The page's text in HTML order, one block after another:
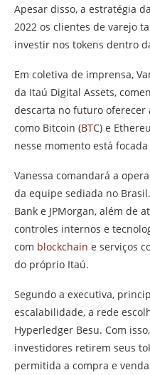
Apesar disso, a estratégia
2022 os clientes de varejo
investir nos tokens dentro
Em coletiva de imprensa,
da Itaú Digital Assets,
descarta no futuro oferecer
como Bitcoin (BTC) e
nesse momento está
Vanessa comandará a
da equipe sediada no
Bank e JPMorgan, além de
controles internos e
com blockchain e serviços
do próprio Itaú.
Segundo a executiva,
escalabilidade, a rede
Hyperledger Besu. Com
investidores retirem seus
permitida a compra e